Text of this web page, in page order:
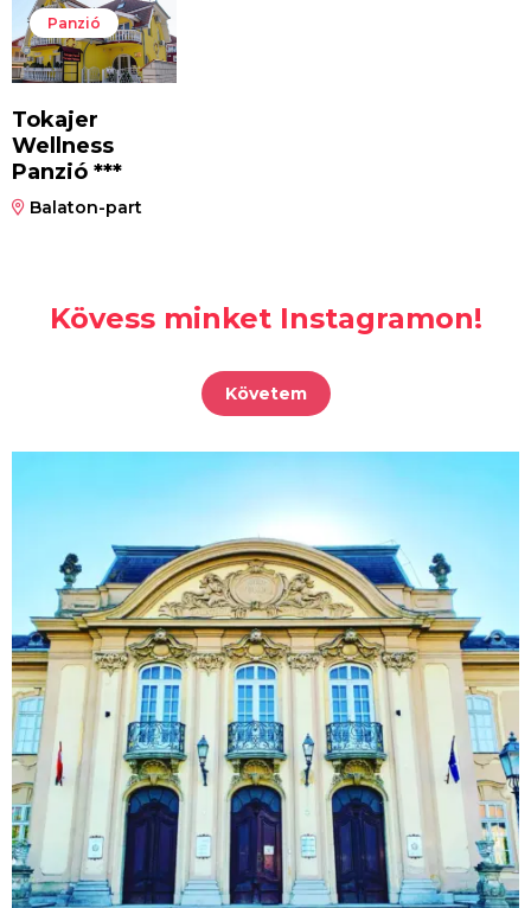
Panzió
Tokajer
Wellness
Panzió ***
Balaton-part
Kövess minket Instagramon!
Követem